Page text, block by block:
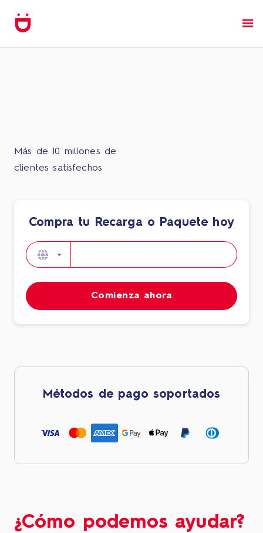
Más de 10 millones de
clientes satisfechos
Compra tu Recarga o Paquete hoy
Comienza ahora
Métodos de pago soportados
¿Cómo podemos ayudar?